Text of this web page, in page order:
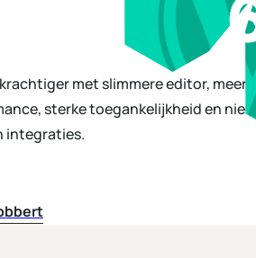
met slimmere editor, meer
sterke toegankelijkheid en
integraties.